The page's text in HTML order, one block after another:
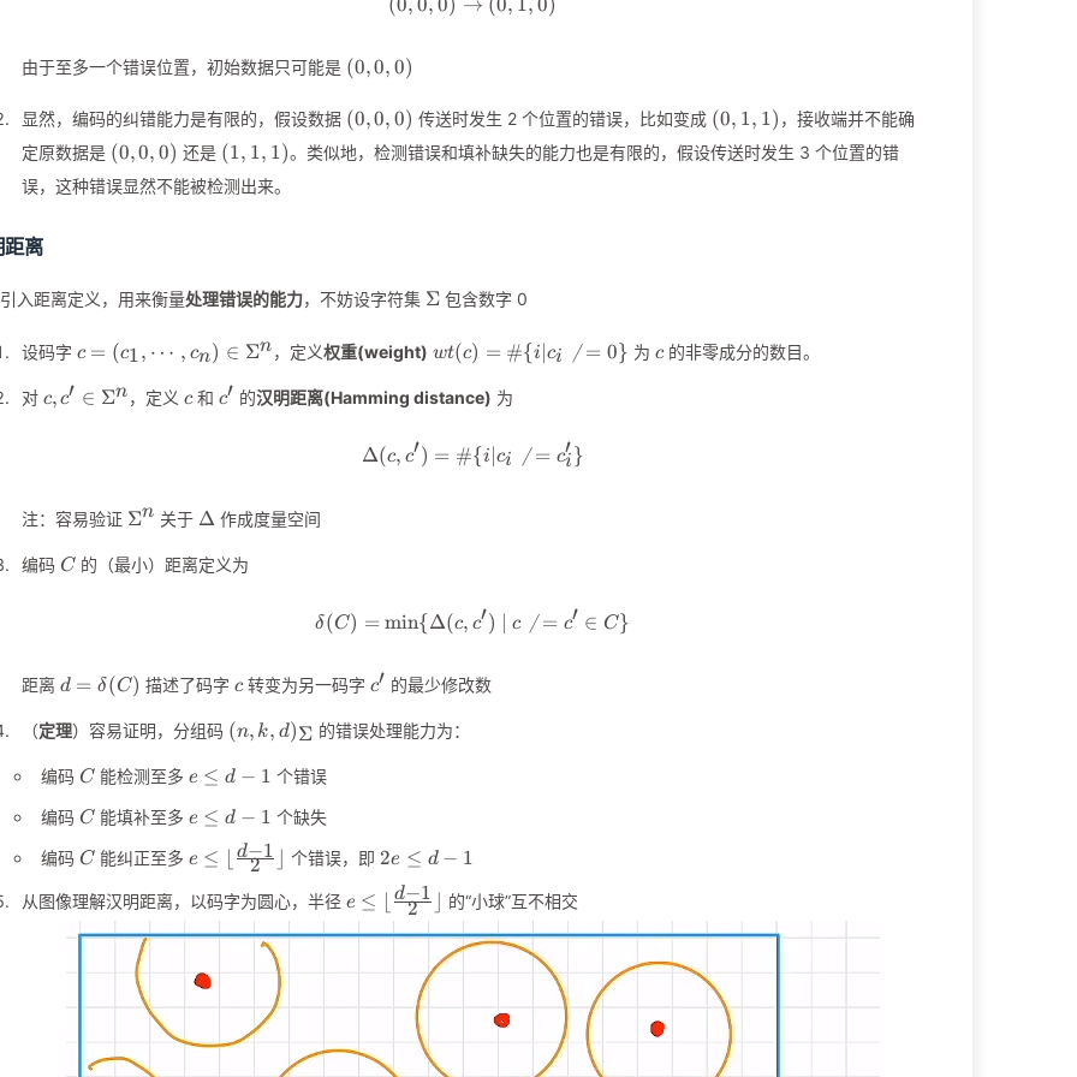
(0,0,0)\rightarrow(0,1,0)
(0, 0, 0 ) → (0, 1, 0 )
由于至多一个错误位置，初始数据只可能是 (0,0,0)
(0,0, 0)
显然，编码的纠错能力是有限的，假设数据 (0,0,0)
(0,0, 0) 传送时发生 2 个位置的错误，比如变成 (0,1,1)
(0, 1, 1) ，接收端并不能确
定原数据是 (0,0,0)
(0,0, 0) 还是 (1,1,1)
(1, 1, 1)。类似地，检测错误和填补缺失的能力也是有限的，假设传送时发生 3 个位置的错
误，这种错误显然不能被检测出来。
离
入距离定义，用来衡量处理错误的能力，不妨设字符集 \Sigma
Σ包含数字 0
设码字 c=
(c_1,\cdots,c_n)\in\Sigma^n
c = (c1, ⋯ , cn) ∈ Σn ，定义权重(weight) wt(c) =
\#\
{i|c_i\neq
wt(c) = #{i ∣ci = 0} 为 c
c的非零成分的数目。
对 c,c'\in\Sigma^n
c, c′ ∈ Σn ，定义 c
c和 c'
c′ 的汉明距离(Hamming distance) 为
\Delta(c,c') = \#\{i|c_i\neq c_i'\}
Δ(c, c′) = #{i ∣ci = ci
′ }
注：容易验证 \Sigma^n
Σn 关于 \Delta
Δ 作成度量空间
编码 C
C的（最小）距离定义为
\delta(C) = \min\{\Delta(c,c')\ |\ c\neq c'\in C\}
δ(C) = min{Δ(c, c′) ∣ c = c′ ∈ C}
距离 d=\delta(C)
d = δ(C) 描述了码字 c
c转变为另一码字 c'
c′ 的最少修改数
（定理）容易证明，分组码 (n,k,d)_{\Sigma}
(n, k, d)Σ 的错误处理能力为：
编码 C
C能检测至多 e\leq
e ≤ d − 1 个错误
编码 C
C能填补至多 e\leq
e ≤ d − 1 个缺失
编码 C
C能纠正至多 e\leq
\lfloor\frac{d-
1}{2}\rfloor
e ≤ 2
d−1 个错误，即 2e\leq
2e ≤ d − 1
从图像理解汉明距离，以码字为圆心，半径 e\leq
\lfloor\frac{d-
1}{2}\rfloor
e ≤ 2
d−1 的“小球”互不相交